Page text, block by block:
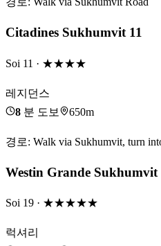
Citadines Sukhumvit 11
Soi 11 · ★★★★
레지던스
8 분 도보 650m
경로: Walk via Sukhumvit, turn
Westin Grande Sukhumvit
Soi 19 · ★★★★★
럭셔리